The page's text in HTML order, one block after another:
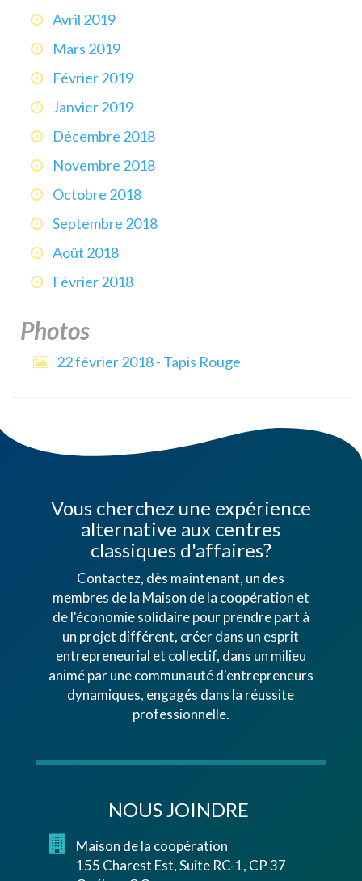
Avril 2019
Mars 2019
Février 2019
Janvier 2019
Décembre 2018
Novembre 2018
Octobre 2018
Septembre 2018
Août 2018
Février 2018
Photos
22 février 2018 - Tapis Rouge
Vous cherchez une expérience
alternative aux centres
classiques d'affaires?
Contactez, dès maintenant, un des
membres de la Maison de la coopération et
de l'économie solidaire pour prendre part à
un projet différent, créer dans un esprit
entrepreneurial et collectif, dans un milieu
animé par une communauté d'entrepreneurs
dynamiques, engagés dans la réussite
professionnelle.
NOUS JOINDRE
Maison de la coopération
155 Charest Est, Suite RC-1, CP 37